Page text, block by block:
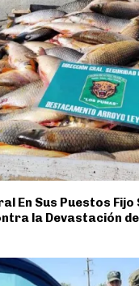
En Sus Puestos Fijo
la Devastación